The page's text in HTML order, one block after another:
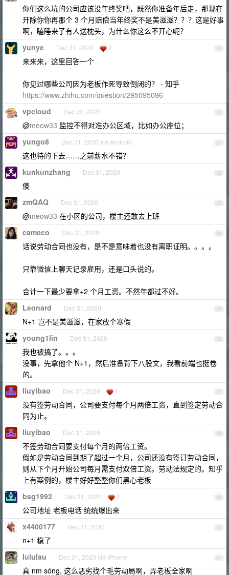
你们这么坑的公司应该没年终奖吧，既然你准备年后走，那现在
开除你你再那个 3 个月赔偿当年终奖不是美滋滋？？？这是好事
啊，瞌睡来了有人送枕头，为什么你这么不开心呢？
29
yunye Dec 31, 2020 2
来来来，这里回答一个
你见过哪些公司因为老板作死导致倒闭的？ - 知乎
https://www.zhihu.com/question/295095096
30
vpcloud Dec 31, 2020
@meow33 监控不得对准办公区域，比如办公座位；
31
yungo8 Dec 31, 2020 via Android
这也待的下去……之前薪水不错？
32
kunkunzhang Dec 31, 2020
傻
33
zmQAQ Dec 31, 2020
@meow33 在小区的公司，楼主还敢去上班
34
cameco Dec 31, 2020
话说劳动合同也没有，是不是意味着也没有离职证明。。。。
只靠微信上聊天记录雇用，还是口头说的。
合计一下最少要拿+2 个月工资。不然年都过不好。
35
Leonard Dec 31, 2020
N+1 岂不是美滋滋，在家放个寒假
36
young1lin Dec 31, 2020
我也被搞了。。。
没事，先拿他个 N+1，然后准备背下八股文，我看前端也挺卷
的。
37
liuyibao Dec 31, 2020 1
没有签劳动合同，公司要支付每个月两倍工资，直到签定劳动合
同为止。
38
liuyibao Dec 31, 2020
不签劳动合同要支付每个月的两倍工资。
假如是劳动合同到期了超过一个月，公司还没有签订劳动合同，
则从下个月开始公司每月需支付双倍工资。劳动法规定的。知乎
上有案例的，楼主好好整整你们黑心老板
39
bsg1992 Dec 31, 2020 1
公司地址 老板电话 统统爆出来
40
x4400177 Dec 31, 2020
n+1 稳了
41
lululau Dec 31, 2020 via iPhone
真 nm sóng, 这么恶劣找个毛劳动局啊，弄老板全家啊